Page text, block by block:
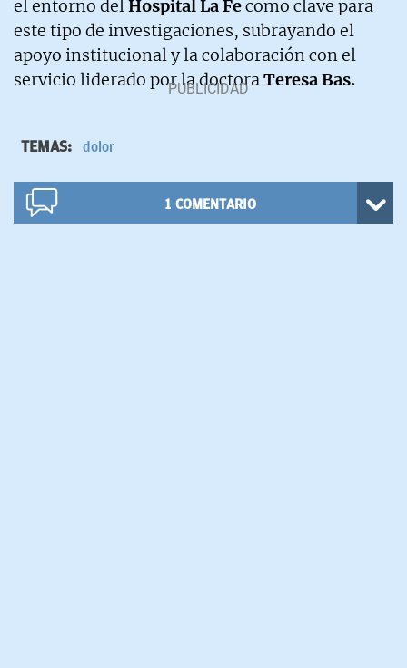
el entorno delHospital La Fecomo clave para
este tipo de investigaciones, subrayando el
apoyo institucional y la colaboración con el
servicio liderado por la doctoraTeresa Bas.
TEMAS: dolor
1 COMENTARIO